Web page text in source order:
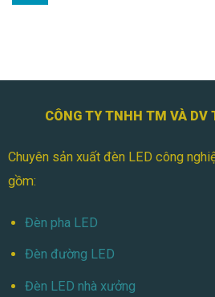
CÔNG TY TNHH TM VÀ DV
Chuyên sản xuất đèn LED công
gồm:
Đèn pha LED
Đèn đường LED
Đèn LED nhà xưởng